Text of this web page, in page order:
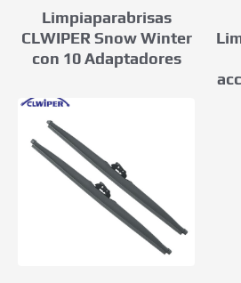
Limpiaparabrisas
CLWIPER Snow Winter
con 10 Adaptadores